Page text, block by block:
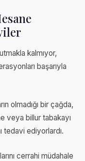
kalmıyor,
başarıyla
olmadığı bir çağda,
veya billur tabakayı
tedavi ediyorlardı.
cerrahi müdahale